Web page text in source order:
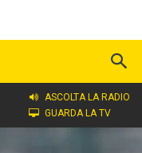
ASCOLTA LA RADIO
GUARDA LA TV